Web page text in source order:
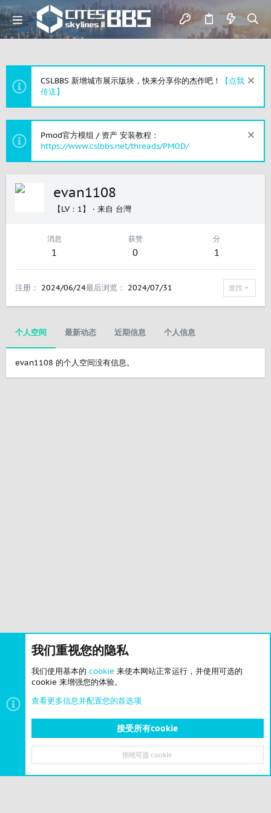
CSLBBS 新增城市展示版块，快来分享你的杰作吧！
【点我
传送】
Pmod官方模组 / 资产 安装教程：
https://www.cslbbs.net/threads/PMOD/
evan1108
【LV：1】 · 来自 台灣
消息
1
获赞
0
分
1
注册 2024/06/24最后浏览 2024/07/31 查找
个人空间 最新动态 近期信息 个人信息
evan1108 的个人空间没有信息。
顶部 底部
我们重视您的隐私
我们使用基本的 cookie 来使本网站正常运行，并使用可选的
cookie 来增强您的体验。
查看更多信息并配置您的首选项
接受所有cookie
拒绝可选 cookie